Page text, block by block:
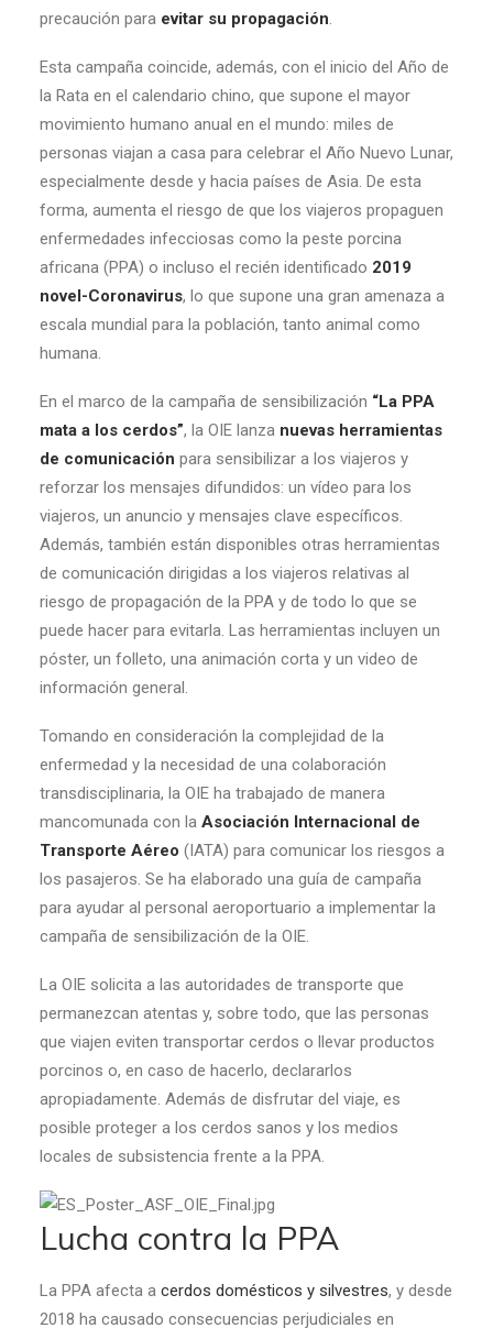
precaución para evitar su propagación.
Esta campaña coincide, además, con el inicio del Año de
la Rata en el calendario chino, que supone el mayor
movimiento humano anual en el mundo: miles de
personas viajan a casa para celebrar el Año Nuevo Lunar,
especialmente desde y hacia países de Asia. De esta
forma, aumenta el riesgo de que los viajeros propaguen
enfermedades infecciosas como la peste porcina
africana (PPA) o incluso el recién identificado 2019
novel-Coronavirus, lo que supone una gran amenaza a
escala mundial para la población, tanto animal como
humana.
En el marco de la campaña de sensibilización “La PPA
mata a los cerdos”, la OIE lanza nuevas herramientas
de comunicación para sensibilizar a los viajeros y
reforzar los mensajes difundidos: un vídeo para los
viajeros, un anuncio y mensajes clave específicos.
Además, también están disponibles otras herramientas
de comunicación dirigidas a los viajeros relativas al
riesgo de propagación de la PPA y de todo lo que se
puede hacer para evitarla. Las herramientas incluyen un
póster, un folleto, una animación corta y un video de
información general.
Tomando en consideración la complejidad de la
enfermedad y la necesidad de una colaboración
transdisciplinaria, la OIE ha trabajado de manera
mancomunada con la Asociación Internacional de
Transporte Aéreo (IATA) para comunicar los riesgos a
los pasajeros. Se ha elaborado una guía de campaña
para ayudar al personal aeroportuario a implementar la
campaña de sensibilización de la OIE.
La OIE solicita a las autoridades de transporte que
permanezcan atentas y, sobre todo, que las personas
que viajen eviten transportar cerdos o llevar productos
porcinos o, en caso de hacerlo, declararlos
apropiadamente. Además de disfrutar del viaje, es
posible proteger a los cerdos sanos y los medios
locales de subsistencia frente a la PPA.
Lucha contra la PPA
La PPA afecta a cerdos domésticos y silvestres, y desde
2018 ha causado consecuencias perjudiciales en